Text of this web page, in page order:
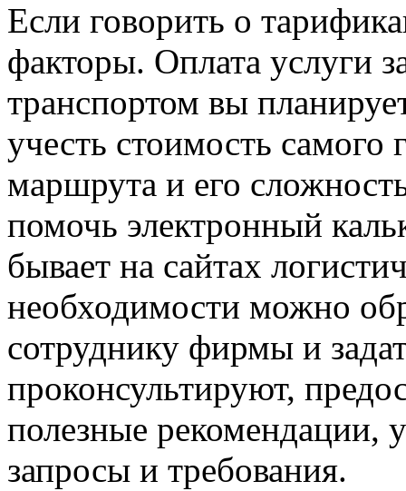
Если говорить о
факторы. Оплата услуги
транспортом вы
учесть стоимость самого
маршрута и его
помочь электронный
бывает на сайтах
необходимости можно
сотруднику фирмы и
проконсультируют,
полезные рекомендации,
запросы и требования.